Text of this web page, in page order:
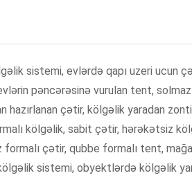
sistemi, evlərdə qapı uzeri ucun
pəncərəsinə vurulan tent,
hazırlanan çətir, kölgəlik yaradan
kölgəlik, sabit çətir, hərəkətsiz
çətir, qubbe formalı tent,
sistemi, obyektlərdə kölgəlik